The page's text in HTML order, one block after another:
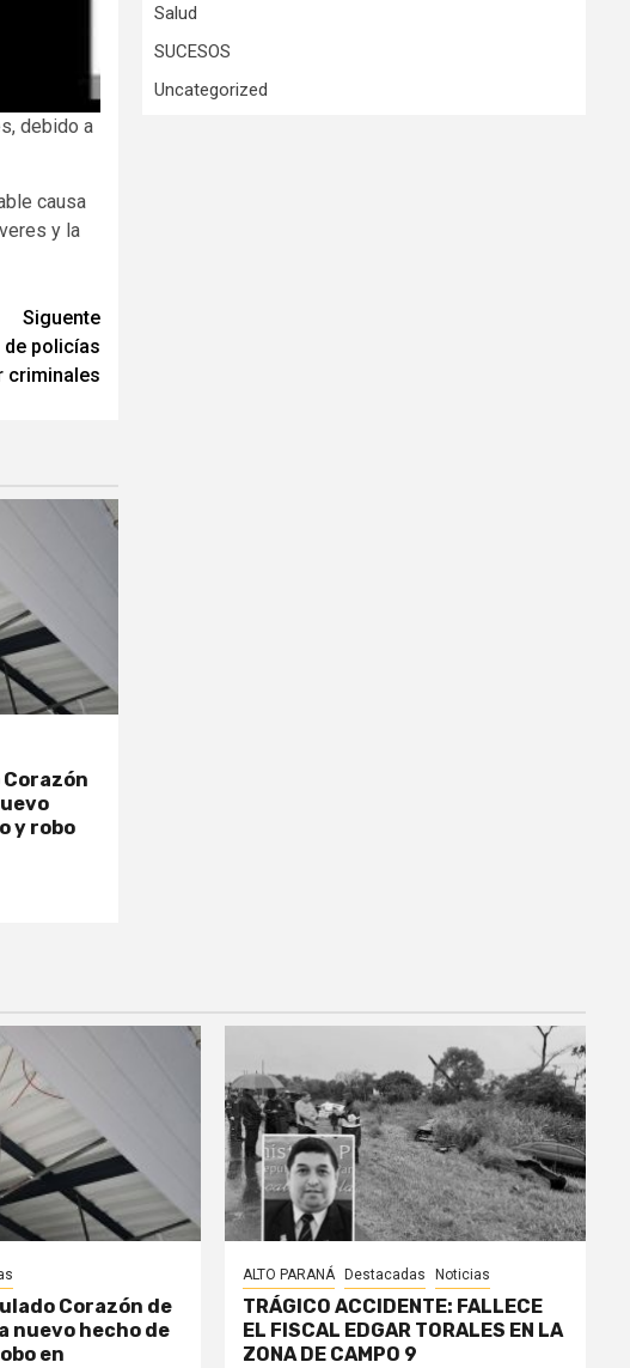
debido a
causa
y la
Siguente
policías
criminales
y robo
Salud
SUCESOS
Uncategorized
Corazón de
nuevo hecho de
en
ALTO PARANÁ Destacadas Noticias
TRÁGICO ACCIDENTE: FALLECE
EL FISCAL EDGAR TORALES EN LA
ZONA DE CAMPO 9